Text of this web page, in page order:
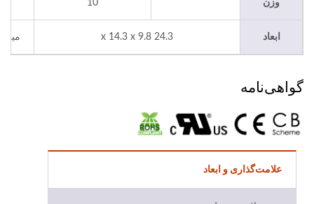
وزن 10
ابعاد 24.3 x 14.3 x 9.8
گواهی‌نامه
علامت‌گذاری و ابعاد